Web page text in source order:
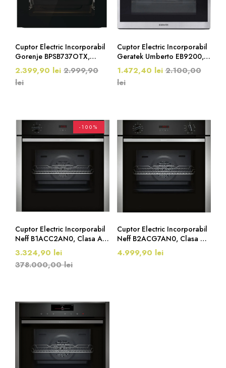
Cuptor Electric Incorporabil
Gorenje BPSB737OTX,
Clasa A+, Piroliza, 77 Litri,
Inox
2.399,90 lei 2.999,90
lei
Cuptor Electric Incorporabil
Geratek Umberto EB9200,
Clasa A, 56 Litri, Negru
1.472,40 lei 2.100,00
lei
-100%
Cuptor Electric Incorporabil
Neff B1ACC2AN0, Clasa A,
71 Litri, EasyClean,
Negru/Inox
3.324,90 lei
378.000,00 lei
Cuptor Electric Incorporabil
Neff B2ACG7AN0, Clasa A,
Piroliza, 71 Litri, Negru-Inox
4.999,90 lei